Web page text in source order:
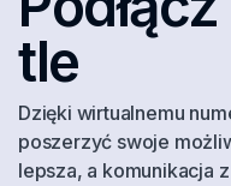
tle
Dzięki wirtualnemu
poszerzyć swoje
lepsza, a komunikacja